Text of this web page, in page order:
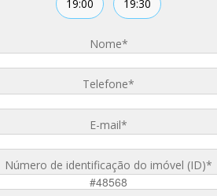
19:00 19:30
Nome*
Telefone*
E-mail*
Número de identificação do imóvel (ID)*